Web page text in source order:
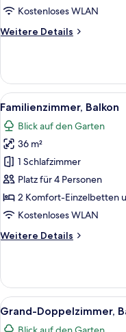
Kostenloses WLAN
Weitere Details
Weitere
Balkon,
Meerblick
Alle
Fotos
für
Familienzimmer,
Balkon
anzeigen
5
Familienzimmer, Balkon
Blick auf den Garten
36 m²
1 Schlafzimmer
Platz für 4 Personen
2 Komfort-Einzelbetten
Kostenloses WLAN
Weitere Details
Weitere
Balkon
Alle
Fotos
5
Grand-Doppelzimmer,